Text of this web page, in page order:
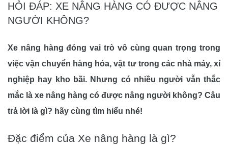
HỎI ĐÁP: XE NÂNG HÀNG CÓ ĐƯỢC NÂNG
NGƯỜI KHÔNG?
Xe nâng hàng đóng vai trò vô cùng quan trọng trong
việc vận chuyển hàng hóa, vật tư trong các nhà máy, xí
nghiệp hay kho bãi. Nhưng có nhiều người vẫn thắc
mắc là xe nâng hàng có được nâng người không? Câu
trả lời là gì? hãy cùng tìm hiểu nhé!
Đặc điểm của Xe nâng hàng là gì?